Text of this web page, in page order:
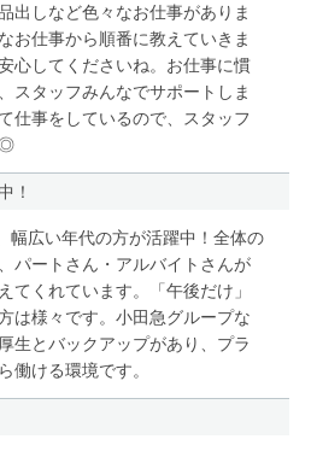
出しなど色々なお仕事がありま
お仕事から順番に教えていきま
心してくださいね。お仕事に慣
スタッフみんなでサポートしま
仕事をしているので、スタッフ
◎
！
幅広い年代の方が活躍中！全体の
パートさん・アルバイトさんが
てくれています。「午後だけ」
は様々です。小田急グループな
生とバックアップがあり、プラ
働ける環境です。